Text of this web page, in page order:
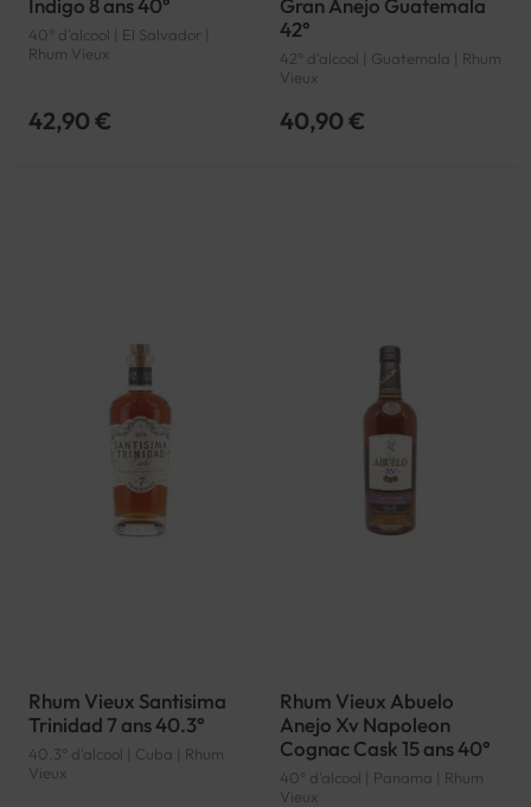
40° d'alcool | El Salvador |
Rhum Vieux
42,90 €
42°
42° d'alcool | Guatemala | Rhum
Vieux
40,90 €
Rhum Vieux Santisima
Trinidad 7 ans 40.3°
40.3° d'alcool | Cuba | Rhum
Vieux
Rhum Vieux Abuelo
Anejo Xv Napoleon
Cognac Cask 15 ans 40°
40° d'alcool | Panama | Rhum
Vieux